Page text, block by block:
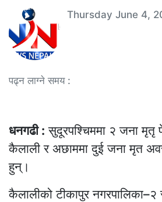
Thursday June 4,
पढ्न लाग्ने समय :
धनगढी : सुदूरपश्चिममा २ जना मृतृ
कैलाली र अछाममा दुई जना मृत
हुन्।
कैलालीको टीकापुर नगरपालिका–२